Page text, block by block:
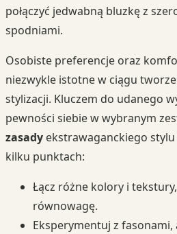
połączyć jedwabną bluzkę z
spodniami.
Osobiste preferencje oraz
niezwykle istotne w ciągu
stylizacji. Kluczem do udanego
pewności siebie w wybranym
zasady ekstrawaganckiego
kilku punktach:
Łącz różne kolory i
równowagę.
Eksperymentuj z fasonami,